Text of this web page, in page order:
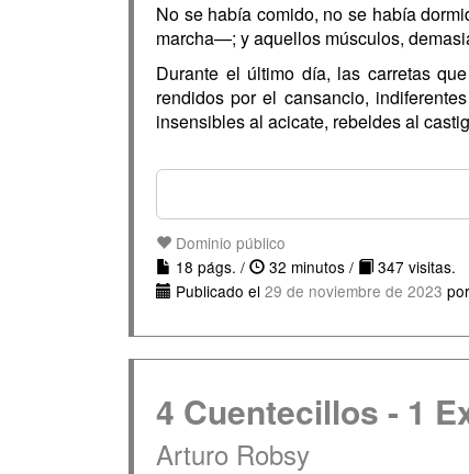
No se había comido, no se había
marcha—; y aquellos músculos,
Durante el último día, las carretas
rendidos por el cansancio,
insensibles al acicate, rebeldes al
Dominio público
18 págs. /
32 minutos /
347 visitas.
Publicado el 29 de noviembre de 2023 por
4 Cuentecillos - 1
Arturo Robsy